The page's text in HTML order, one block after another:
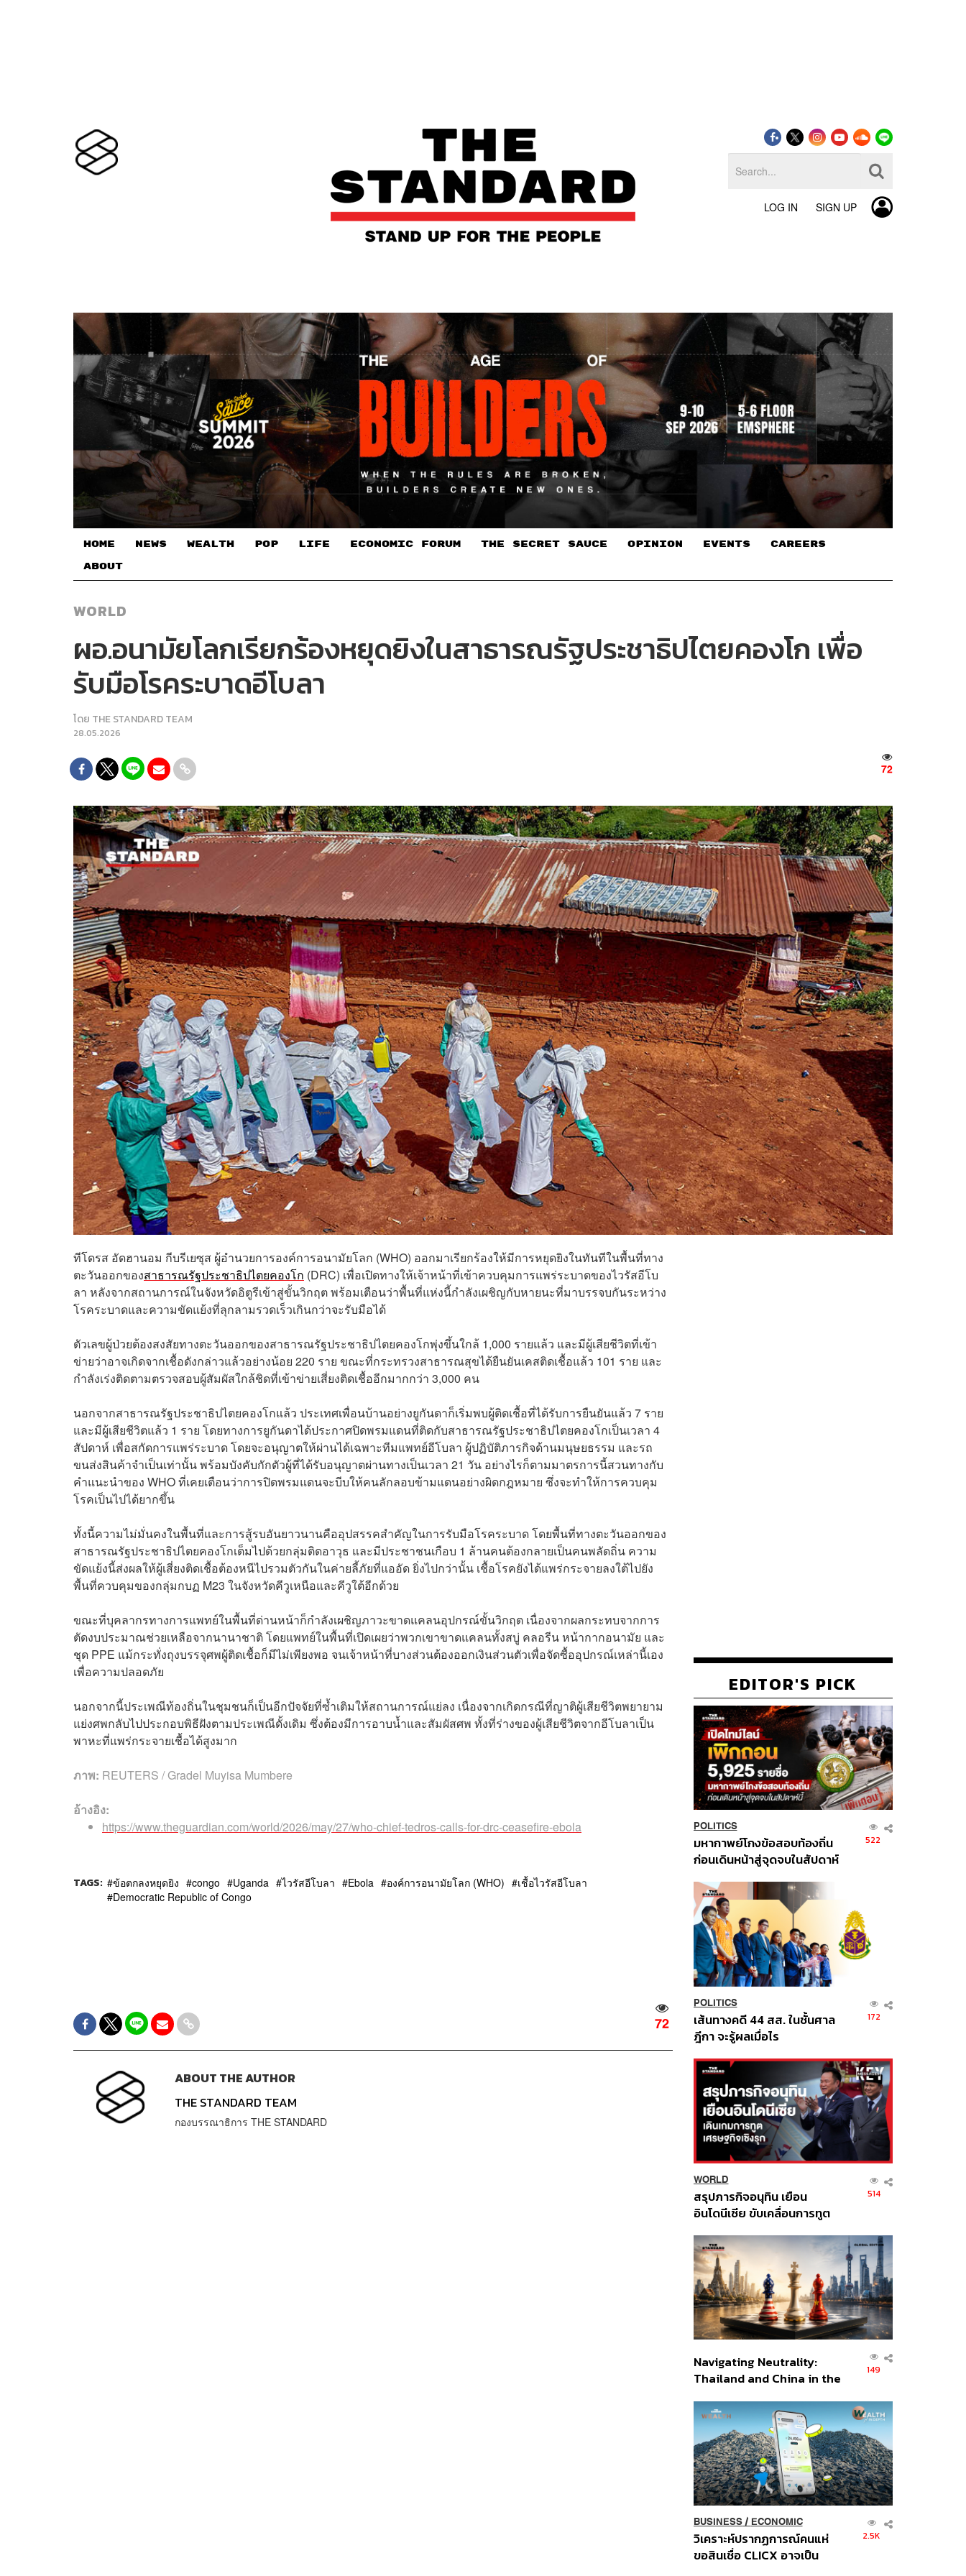
LOG IN SIGN UP
HOME NEWS WEALTH POP LIFE ECONOMIC FORUM THE SECRET SAUCE​ OPINION EVENTS CAREERS
ABOUT
WORLD
ผอ.อนามัยโลกเรียกร้องหยุดยิงในสาธารณรัฐประชาธิปไตยคองโก เพื่อ
รับมือโรคระบาดอีโบลา
โดย THE STANDARD TEAM
28.05.2026
72
ทีโดรส อัดฮานอม กีบรีเยซุส ผู้อำนวยการองค์การอนามัยโลก (WHO) ออกมาเรียกร้องให้มีการหยุดยิงในทันทีในพื้นที่ทาง
ตะวันออกของสาธารณรัฐประชาธิปไตยคองโก (DRC) เพื่อเปิดทางให้เจ้าหน้าที่เข้าควบคุมการแพร่ระบาดของไวรัสอีโบ
ลา หลังจากสถานการณ์ในจังหวัดอิตูรีเข้าสู่ขั้นวิกฤต พร้อมเตือนว่าพื้นที่แห่งนี้กำลังเผชิญกับหายนะที่มาบรรจบกันระหว่าง
โรคระบาดและความขัดแย้งที่ลุกลามรวดเร็วเกินกว่าจะรับมือได้
ตัวเลขผู้ป่วยต้องสงสัยทางตะวันออกของสาธารณรัฐประชาธิปไตยคองโกพุ่งขึ้นใกล้ 1,000 รายแล้ว และมีผู้เสียชีวิตที่เข้า
ข่ายว่าอาจเกิดจากเชื้อดังกล่าวแล้วอย่างน้อย 220 ราย ขณะที่กระทรวงสาธารณสุขได้ยืนยันเคสติดเชื้อแล้ว 101 ราย และ
กำลังเร่งติดตามตรวจสอบผู้สัมผัสใกล้ชิดที่เข้าข่ายเสี่ยงติดเชื้ออีกมากกว่า 3,000 คน
นอกจากสาธารณรัฐประชาธิปไตยคองโกแล้ว ประเทศเพื่อนบ้านอย่างยูกันดาก็เริ่มพบผู้ติดเชื้อที่ได้รับการยืนยันแล้ว 7 ราย
และมีผู้เสียชีวิตแล้ว 1 ราย โดยทางการยูกันดาได้ประกาศปิดพรมแดนที่ติดกับสาธารณรัฐประชาธิปไตยคองโกเป็นเวลา 4
สัปดาห์ เพื่อสกัดการแพร่ระบาด โดยจะอนุญาตให้ผ่านได้เฉพาะทีมแพทย์อีโบลา ผู้ปฏิบัติภารกิจด้านมนุษยธรรม และรถ
ขนส่งสินค้าจำเป็นเท่านั้น พร้อมบังคับกักตัวผู้ที่ได้รับอนุญาตผ่านทางเป็นเวลา 21 วัน อย่างไรก็ตามมาตรการนี้สวนทางกับ
คำแนะนำของ WHO ที่เคยเตือนว่าการปิดพรมแดนจะบีบให้คนลักลอบข้ามแดนอย่างผิดกฎหมาย ซึ่งจะทำให้การควบคุม
โรคเป็นไปได้ยากขึ้น
ทั้งนี้ความไม่มั่นคงในพื้นที่และการสู้รบอันยาวนานคืออุปสรรคสำคัญในการรับมือโรคระบาด โดยพื้นที่ทางตะวันออกของ
สาธารณรัฐประชาธิปไตยคองโกเต็มไปด้วยกลุ่มติดอาวุธ และมีประชาชนเกือบ 1 ล้านคนต้องกลายเป็นคนพลัดถิ่น ความ
ขัดแย้งนี้ส่งผลให้ผู้เสี่ยงติดเชื้อต้องหนีไปรวมตัวกันในค่ายลี้ภัยที่แออัด ยิ่งไปกว่านั้น เชื้อโรคยังได้แพร่กระจายลงใต้ไปยัง
พื้นที่ควบคุมของกลุ่มกบฏ M23 ในจังหวัดคีวูเหนือและคีวูใต้อีกด้วย
ขณะที่บุคลากรทางการแพทย์ในพื้นที่ด่านหน้าก็กำลังเผชิญภาวะขาดแคลนอุปกรณ์ขั้นวิกฤต เนื่องจากผลกระทบจากการ
ตัดงบประมาณช่วยเหลือจากนานาชาติ โดยแพทย์ในพื้นที่เปิดเผยว่าพวกเขาขาดแคลนทั้งสบู่ คลอรีน หน้ากากอนามัย และ
ชุด PPE แม้กระทั่งถุงบรรจุศพผู้ติดเชื้อก็มีไม่เพียงพอ จนเจ้าหน้าที่บางส่วนต้องออกเงินส่วนตัวเพื่อจัดซื้ออุปกรณ์เหล่านี้เอง
เพื่อความปลอดภัย
นอกจากนี้ประเพณีท้องถิ่นในชุมชนก็เป็นอีกปัจจัยที่ซ้ำเติมให้สถานการณ์แย่ลง เนื่องจากเกิดกรณีที่ญาติผู้เสียชีวิตพยายาม
แย่งศพกลับไปประกอบพิธีฝังตามประเพณีดั้งเดิม ซึ่งต้องมีการอาบน้ำและสัมผัสศพ ทั้งที่ร่างของผู้เสียชีวิตจากอีโบลาเป็น
พาหะที่แพร่กระจายเชื้อได้สูงมาก
ภาพ: REUTERS / Gradel Muyisa Mumbere
อ้างอิง:
https://www.theguardian.com/world/2026/may/27/who-chief-tedros-calls-for-drc-ceasefire-ebola
TAGS: ข้อตกลงหยุดยิง congo Uganda ไวรัสอีโบลา Ebola องค์การอนามัยโลก (WHO)
เชื้อไวรัสอีโบลา
Democratic Republic of Congo
72
ABOUT THE AUTHOR
THE STANDARD TEAM
กองบรรณาธิการ THE STANDARD
EDITOR'S PICK
POLITICS
มหากาพย์โกงข้อสอบท้องถิ่น
ก่อนเดินหน้าสู่จุดจบในสัปดาห์
522
POLITICS
เส้นทางคดี 44 สส. ในชั้นศาล
ฎีกา จะรู้ผลเมื่อไร
172
WORLD
สรุปภารกิจอนุทิน เยือน
อินโดนีเซีย ขับเคลื่อนการทูต
ส่วนยุทธศาสตร์ไทย –
อินโดนีเซีย
514
Navigating Neutrality:
Thailand and China in the
Order
149
BUSINESS/ ECONOMIC
วิเคราะห์ปรากฏการณ์คนแห่
ขอสินเชื่อ CLICX อาจเป็น
2.5K